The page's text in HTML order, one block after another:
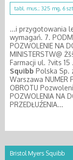
tabl. mus.; 325 mg, 6
...i przygotowania
wymagań. 7.
POZWOLENIE NA
MINISTERSTW@
Farmacji ul. ?vits
Squibb Polska Sp.
Warszawa NUMER
OBROTU
POZWOLENIA NA
PRZEDŁUŹENIA...
Bristol Myers Squibb